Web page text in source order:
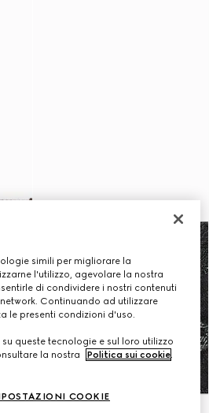
simili per migliorare la
l'utilizzo, agevolare la nostra
di condividere i nostri contenuti
Continuando ad utilizzare
le presenti condizioni d'uso.
queste tecnologie e sul loro utilizzo
la nostra
Politica sui cookie.
COOKIE